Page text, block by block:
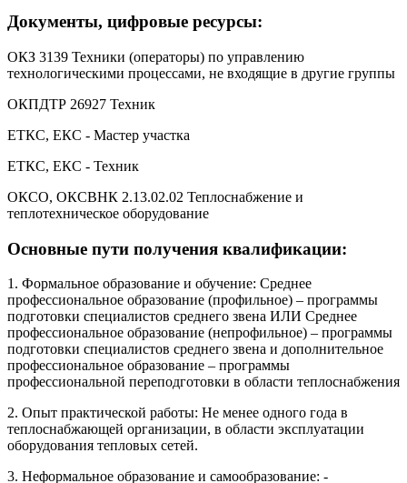
Документы, цифровые ресурсы:
ОКЗ 3139 Техники (операторы) по управлению
технологическими процессами, не входящие в другие группы
ОКПДТР 26927 Техник
ЕТКС, ЕКС - Мастер участка
ЕТКС, ЕКС - Техник
ОКСО, ОКСВНК 2.13.02.02 Теплоснабжение и
теплотехническое оборудование
Основные пути получения квалификации:
1. Формальное образование и обучение: Среднее
профессиональное образование (профильное) – программы
подготовки специалистов среднего звена ИЛИ Среднее
профессиональное образование (непрофильное) – программы
подготовки специалистов среднего звена и дополнительное
профессиональное образование – программы
профессиональной переподготовки в области теплоснабжения
2. Опыт практической работы: Не менее одного года в
теплоснабжающей организации, в области эксплуатации
оборудования тепловых сетей.
3. Неформальное образование и самообразование: -